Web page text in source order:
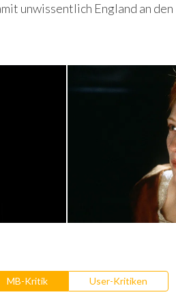
unwissentlich England an
MB-Kritik User-Kritiken